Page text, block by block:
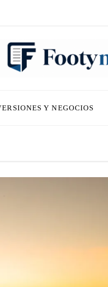
Y NEGOCIOS